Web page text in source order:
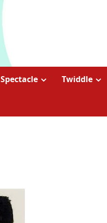
Spectacle Twiddle